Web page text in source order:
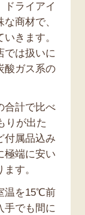
ドライアイ
商材で、
きます。
では扱いに
酸ガス系の
合計で比べ
りが出た
付属品込み
極端に安い
す。
温を15℃前
手でも間に